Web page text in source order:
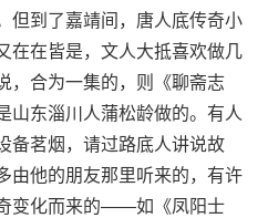
但到了嘉靖间，唐人底传奇小
在在皆是，文人大抵喜欢做几
，合为一集的，则《聊斋志
山东淄川人蒲松龄做的。有人
备茗烟，请过路底人讲说故
由他的朋友那里听来的，有许
变化而来的——如《凤阳士